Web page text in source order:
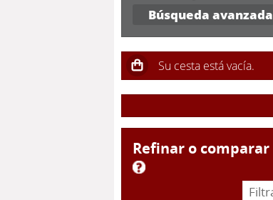
Búsqueda avanzada
refinar o comparar